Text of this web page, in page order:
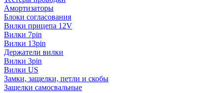
Амортизаторы
Блоки согласования
Вилки прицепа 12V
Вилки 7pin
Вилки 13pin
Держатели вилки
Вилки 3pin
Вилки US
Замки, защелки, петли и скобы
Защелки самосвальные